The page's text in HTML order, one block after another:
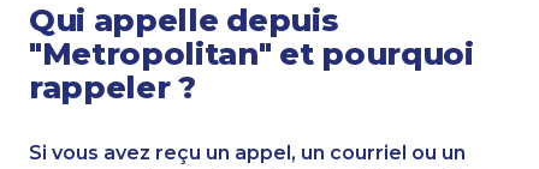
Qui appelle depuis
"Metropolitan" et pourquoi
rappeler ?
Si vous avez reçu un appel, un courriel ou un